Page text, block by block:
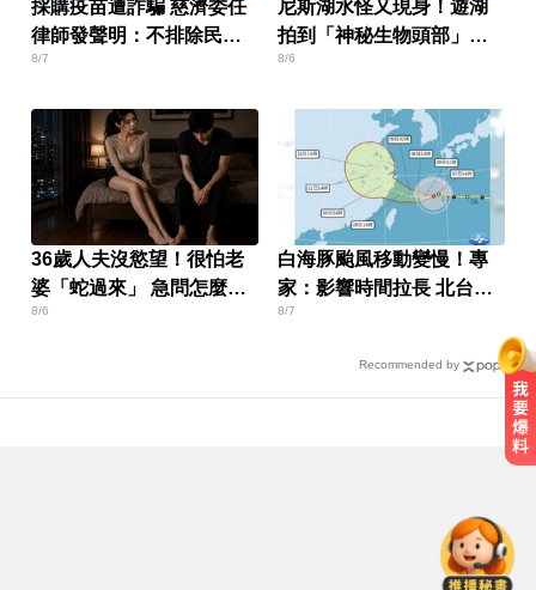
採購疫苗遭詐騙 慈濟委任
律師發聲明：不排除民事
求償
8/7
尼斯湖水怪又現身！遊湖
拍到「神秘生物頭部」官
方證實了
8/6
36歲人夫沒慾望！很怕老
婆「蛇過來」 急問怎麼
辦？
8/6
白海豚颱風移動變慢！專
家：影響時間拉長 北台恐
迎狂風暴雨
8/7
Recommended by